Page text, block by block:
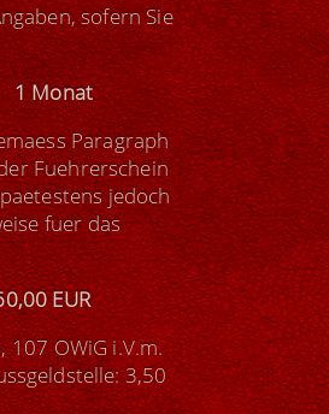
sofern Sie
1 Monat
Paragraph
Fuehrerschein
jedoch
fuer das
EUR
107 OWiG i.V.m.
3,50